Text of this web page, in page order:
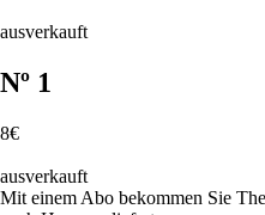
ausverkauft
Nº 1
8€
ausverkauft
Mit einem Abo bekommen Sie